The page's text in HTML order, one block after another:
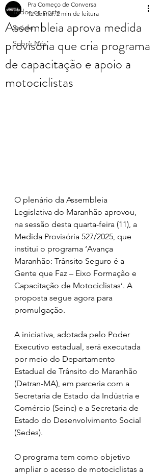
Todos os posts
Saúde
Sobre Nós
Assembleia aprova medida
provisória que cria programa
de capacitação e apoio a
motociclistas
Pra Começo de Conversa
12 de mar. 2 min de leitura
O plenário da Assembleia
Legislativa do Maranhão aprovou,
na sessão desta quarta-feira (11), a
Medida Provisória 527/2025, que
institui o programa ‘Avança
Maranhão: Trânsito Seguro é a
Gente que Faz – Eixo Formação e
Capacitação de Motociclistas’. A
proposta segue agora para
promulgação.
A iniciativa, adotada pelo Poder
Executivo estadual, será executada
por meio do Departamento
Estadual de Trânsito do Maranhão
(Detran-MA), em parceria com a
Secretaria de Estado da Indústria e
Comércio (Seinc) e a Secretaria de
Estado do Desenvolvimento Social
(Sedes).
O programa tem como objetivo
ampliar o acesso de motociclistas a